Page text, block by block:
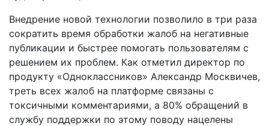
Внедрение новой технологии позволило в три раза
сократить время обработки жалоб на негативные
публикации и быстрее помогать пользователям с
решением их проблем. Как отметил директор по
продукту «Одноклассников» Александр Москвичев,
треть всех жалоб на платформе связаны с
токсичными комментариями, а 80% обращений в
службу поддержки по этому поводу нацелены